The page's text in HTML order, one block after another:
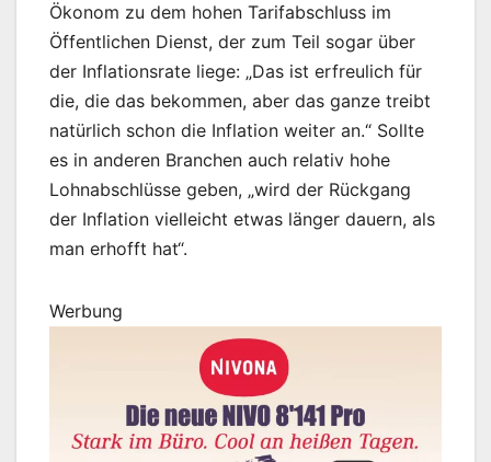
Ökonom zu dem hohen Tarifabschluss im
Öffentlichen Dienst, der zum Teil sogar über
der Inflationsrate liege: „Das ist erfreulich für
die, die das bekommen, aber das ganze treibt
natürlich schon die Inflation weiter an.“ Sollte
es in anderen Branchen auch relativ hohe
Lohnabschlüsse geben, „wird der Rückgang
der Inflation vielleicht etwas länger dauern, als
man erhofft hat“.
Werbung